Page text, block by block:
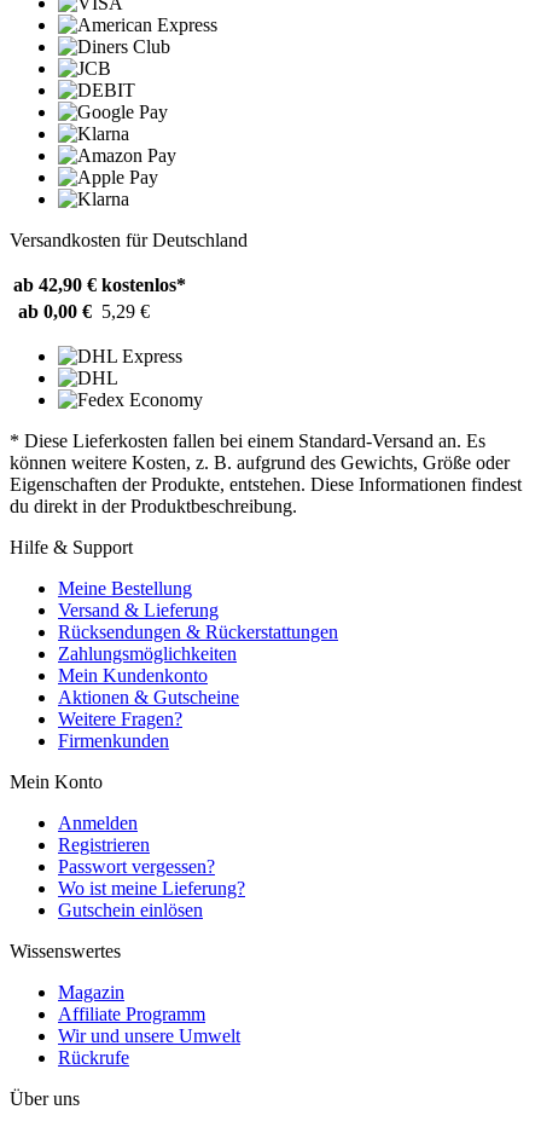
Versandkosten für Deutschland
ab 42,90 € kostenlos*
ab 0,00 € 5,29 €
* Diese Lieferkosten fallen bei einem Standard-Versand an. Es
können weitere Kosten, z. B. aufgrund des Gewichts, Größe oder
Eigenschaften der Produkte, entstehen. Diese Informationen findest
du direkt in der Produktbeschreibung.
Hilfe & Support
Meine Bestellung
Versand & Lieferung
Rücksendungen & Rückerstattungen
Zahlungsmöglichkeiten
Mein Kundenkonto
Aktionen & Gutscheine
Weitere Fragen?
Firmenkunden
Mein Konto
Anmelden
Registrieren
Passwort vergessen?
Wo ist meine Lieferung?
Gutschein einlösen
Wissenswertes
Magazin
Affiliate Programm
Wir und unsere Umwelt
Rückrufe
Über uns